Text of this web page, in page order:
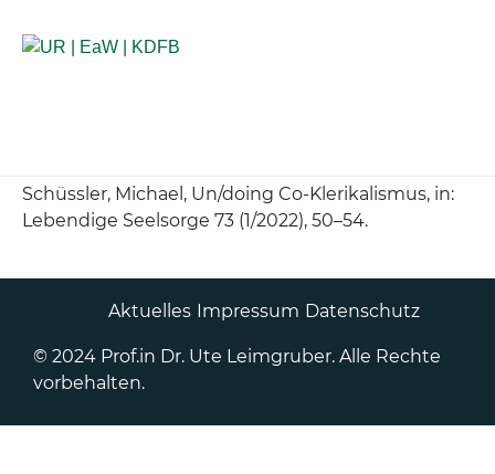
Schüssler, Michael, Un/doing Co-Klerikalismus, in:
Lebendige Seelsorge 73 (1/2022), 50–54.
Aktuelles Impressum Datenschutz
© 2024 Prof.in Dr. Ute Leimgruber. Alle Rechte
vorbehalten.